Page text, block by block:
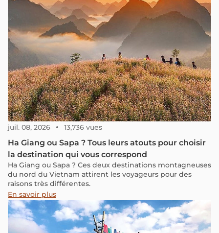
juil. 08, 2026 13,736 vues
Ha Giang ou Sapa ? Tous leurs atouts pour choisir
la destination qui vous correspond
Ha Giang ou Sapa ? Ces deux destinations montagneuses
du nord du Vietnam attirent les voyageurs pour des
raisons très différentes.
En savoir plus